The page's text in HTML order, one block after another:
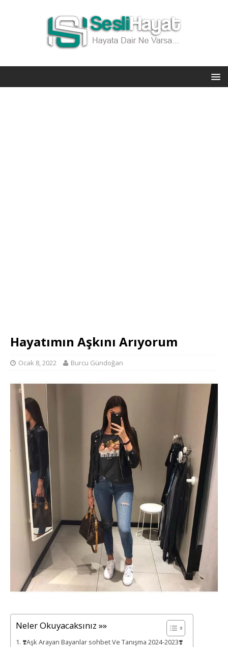
Hayatımın Aşkını Arıyorum
Ocak 8, 2022 Burcu Gündoğan
Neler Okuyacaksınız »»
❣️Aşk Arayan Bayanlar sohbet Ve Tanışma 2024-2023❣️